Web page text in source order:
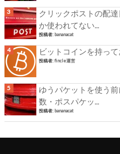
クリックポストの配
か使われてない...
投稿者: bananacat
ビットコインを持っ
投稿者:fincle運営
ゆうパケットを使う
数・ポスパケッ...
投稿者: bananacat